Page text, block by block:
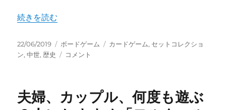
"王道に従う？それとも無視する？「ノッティンガム」ボ
続きを読む
投
稿
22/06/2019
カ
テ
ボードゲーム
タ
カードゲーム, セットコレクショ
ン,中世, 歴史
王
う？
そ
コメント
夫婦、カップル、何度も遊ぶ